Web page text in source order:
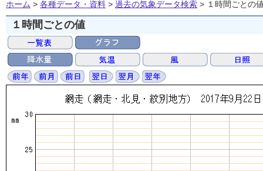
ホーム > 各種データ・資料 > 過去の気象データ検索 > １時間ごとの
１時間ごとの値